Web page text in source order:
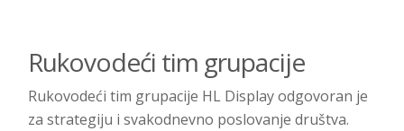
Rukovodeći tim grupacije
Rukovodeći tim grupacije HL Display odgovoran je
za strategiju i svakodnevno poslovanje društva.